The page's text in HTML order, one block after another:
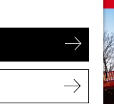
planen